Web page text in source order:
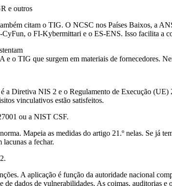
e outros
citam o TIG. O NCSC nos Países Baixos, a
o FI-Kybermittari e o ES-ENS. Isso facilita a
e o TIG que surgem em materiais de fornecedores.
a Diretiva NIS 2 e o Regulamento de Execução
vinculativos estão satisfeitos.
ou a NIST CSF.
Mapeia as medidas do artigo 21.º nelas. Se já
a fechar.
A aplicação é função da autoridade nacional
de dados de vulnerabilidades. As coimas, auditorias